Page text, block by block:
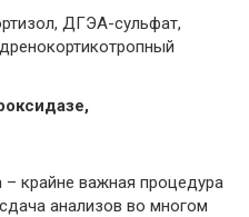
ДГЭА-сульфат,
– крайне важная процедура
анализов во многом